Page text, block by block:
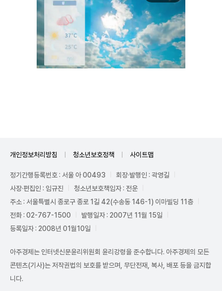
개인정보처리방침 청소년보호정책 사이트맵
정기간행등록번호 : 서울 아 00493
회장·발행인 : 곽영길
사장·편집인 : 임규진
청소년보호책임자 : 전운
주소 : 서울특별시 종로구 종로 1길 42(수송동 146-1) 이마빌딩 11층
전화 : 02-767-1500
발행일자 : 2007년 11월 15일
등록일자 : 2008년 01월10일
아주경제는 인터넷신문윤리위원회 윤리강령을 준수합니다. 아주경제의 모든
콘텐츠(기사)는 저작권법의 보호를 받으며, 무단전재, 복사, 배포 등을 금지합
니다.